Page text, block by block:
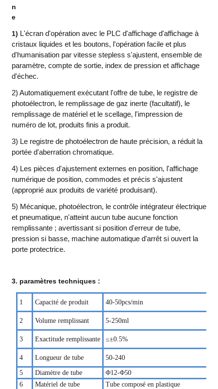
n
e
1) L'écran d'opération avec le PLC d'affichage d'affichage à
cristaux liquides et les boutons, l'opération facile et plus
d'humanisation par vitesse stepless s'ajustent, ensemble de
paramètre, compte de sortie, index de pression et affichage
d'échec.
2) Automatiquement exécutant l'offre de tube, le registre de
photoélectron, le remplissage de gaz inerte (facultatif), le
remplissage de matériel et le scellage, l'impression de
numéro de lot, produits finis a produit.
3) Le registre de photoélectron de haute précision, a réduit la
portée d'aberration chromatique.
4) Les pièces d'ajustement externes en position, l'affichage
numérique de position, commodes et précis s'ajustent
(approprié aux produits de variété produisant).
5) Mécanique, photoélectron, le contrôle intégrateur électrique
et pneumatique, n'atteint aucun tube aucune fonction
remplissante ; avertissant si position d'erreur de tube,
pression si basse, machine automatique d'arrêt si ouvert la
porte protectrice.
3. paramètres techniques :
1 Capacité de produit 40-50pcs/min
2 Volume remplissant 5-250ml
3 Exactitude remplissante ≤±0.5%
4 Longueur de tube 50-240
5 Diamètre de tube Φ12-Φ50
6
Matériel de tube Tubecomposéen plastique